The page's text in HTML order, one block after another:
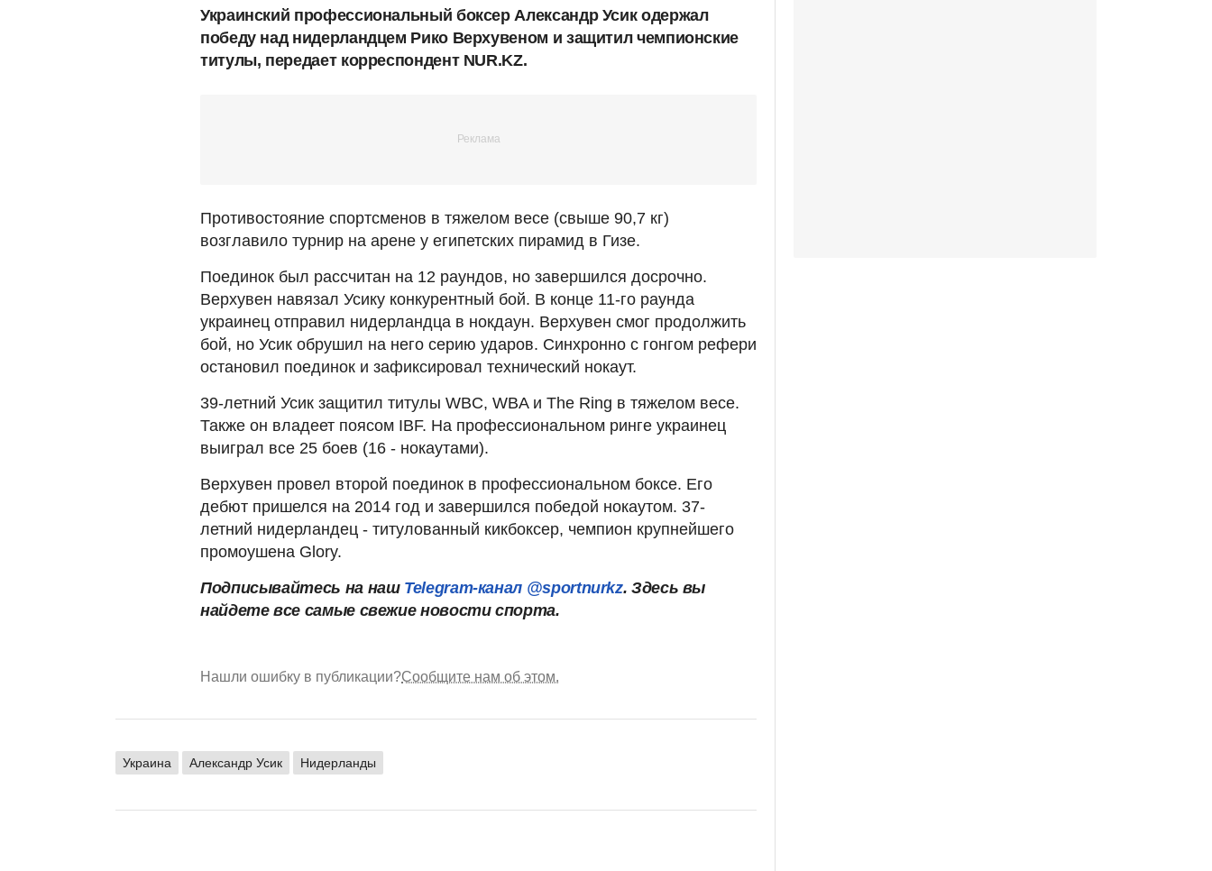
Украинский профессиональный боксер Александр Усик одержал
победу над нидерландцем Рико Верхувеном и защитил чемпионские
титулы, передает корреспондент NUR.KZ.
Противостояние спортсменов в тяжелом весе (свыше 90,7 кг)
возглавило турнир на арене у египетских пирамид в Гизе.
Поединок был рассчитан на 12 раундов, но завершился досрочно.
Верхувен навязал Усику конкурентный бой. В конце 11-го раунда
украинец отправил нидерландца в нокдаун. Верхувен смог продолжить
бой, но Усик обрушил на него серию ударов. Синхронно с гонгом рефери
остановил поединок и зафиксировал технический нокаут.
39-летний Усик защитил титулы WBC, WBA и The Ring в тяжелом весе.
Также он владеет поясом IBF. На профессиональном ринге украинец
выиграл все 25 боев (16 - нокаутами).
Верхувен провел второй поединок в профессиональном боксе. Его
дебют пришелся на 2014 год и завершился победой нокаутом. 37-
летний нидерландец - титулованный кикбоксер, чемпион крупнейшего
промоушена Glory.
Подписывайтесь на наш Telegram-канал @sportnurkz. Здесь вы
найдете все самые свежие новости спорта.
Нашли ошибку в публикации?Сообщите нам об этом.
Украина Александр Усик Нидерланды